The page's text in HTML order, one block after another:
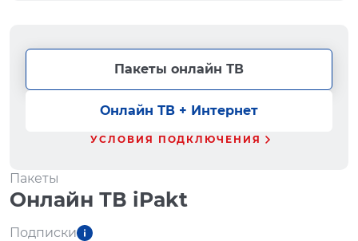
Пакеты онлайн ТВ
Онлайн ТВ + Интернет
УСЛОВИЯ ПОДКЛЮЧЕНИЯ
Пакеты
Онлайн ТВ iPakt
Подписки